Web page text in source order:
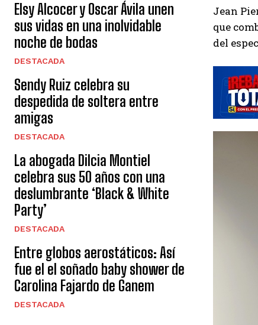
Elsy Alcocer y Oscar Ávila unen
sus vidas en una inolvidable
noche de bodas
DESTACADA
Sendy Ruiz celebra su
despedida de soltera entre
amigas
DESTACADA
La abogada Dilcia Montiel
celebra sus 50 años con una
deslumbrante ‘Black & White
Party’
DESTACADA
Entre globos aerostáticos: Así
fue el el soñado baby shower de
Carolina Fajardo de Ganem
DESTACADA
Jean
que
del